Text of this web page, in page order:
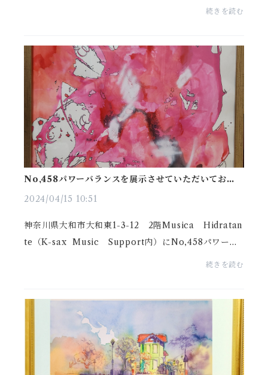
の具を溶き、油彩画は油で絵の具を溶き描くことを知
続きを読む
No,458パワーバランスを展示させていただいており
2024/04/15 10:51
神奈川県大和市大和東1-3-12 2階Musica Hidratan
te（K-sax Music Support内）にNo,458パワーバ
続きを読む